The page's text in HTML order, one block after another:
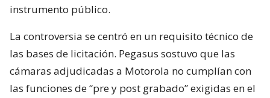
instrumento público.
La controversia se centró en un requisito técnico de
las bases de licitación. Pegasus sostuvo que las
cámaras adjudicadas a Motorola no cumplían con
las funciones de “pre y post grabado” exigidas en el